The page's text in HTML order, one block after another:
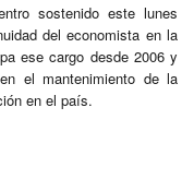
sostenido este lunes
del economista en la
ese cargo desde 2006 y
el mantenimiento de la
en el país.